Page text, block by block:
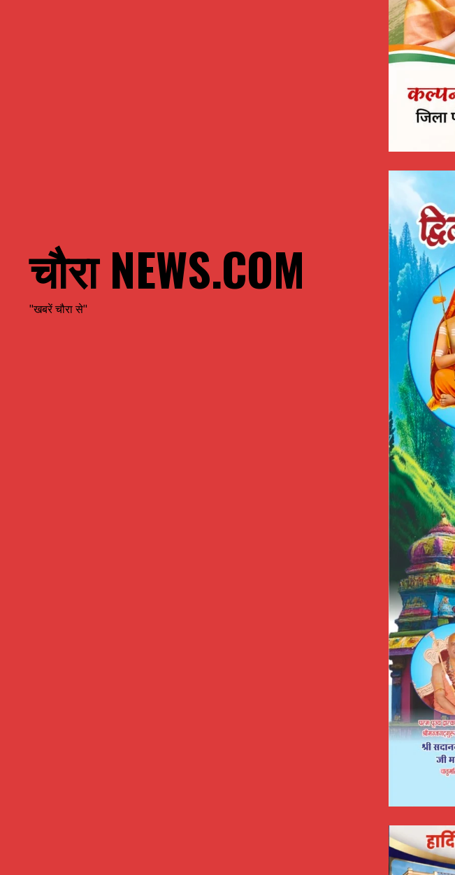
चौरा NEWS.COM
"खबरें चौरा से"